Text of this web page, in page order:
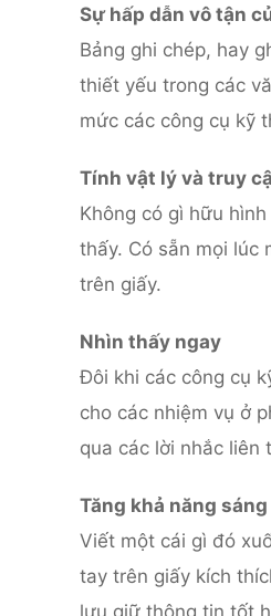
Sự hấp dẫn vô tận
Bảng ghi chép, hay
thiết yếu trong các
mức các công cụ kỹ
Tính vật lý và truy
Không có gì hữu
thấy. Có sẵn mọi lúc
trên giấy.
Nhìn thấy ngay
Đôi khi các công cụ
cho các nhiệm vụ ở
qua các lời nhắc
Tăng khả năng
Viết một cái gì đó
tay trên giấy kích